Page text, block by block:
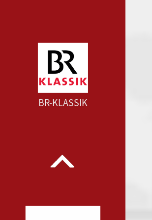
WDR 4 --- WDR 4 ---
BR-KLASSIK